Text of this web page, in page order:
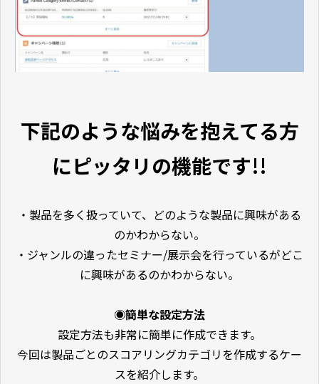
下記のような悩みを抱えてる方
にピッタリの機能です!!
・製品を多く扱っていて、どのような製品に興味がある
のかわからない。
・ジャンルの違ったセミナー/展示会を行っているがどこ
に興味があるのかわからない。
◉簡単な設定方法
設定方法も非常に簡単に作成できます。
今回は製品ごとのスコアリングカテゴリを作成するケー
スを紹介します。